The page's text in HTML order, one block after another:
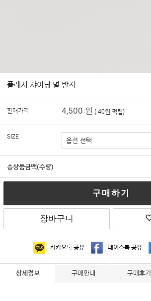
플레시 샤이닝 별 반지
판매가격 4,500 원 ( 40원 적립)
SIZE
총상품금액(수량)
구매하기
장바구니
카카오톡 공유 페이스북 공유
상세정보 구매안내 구매후기